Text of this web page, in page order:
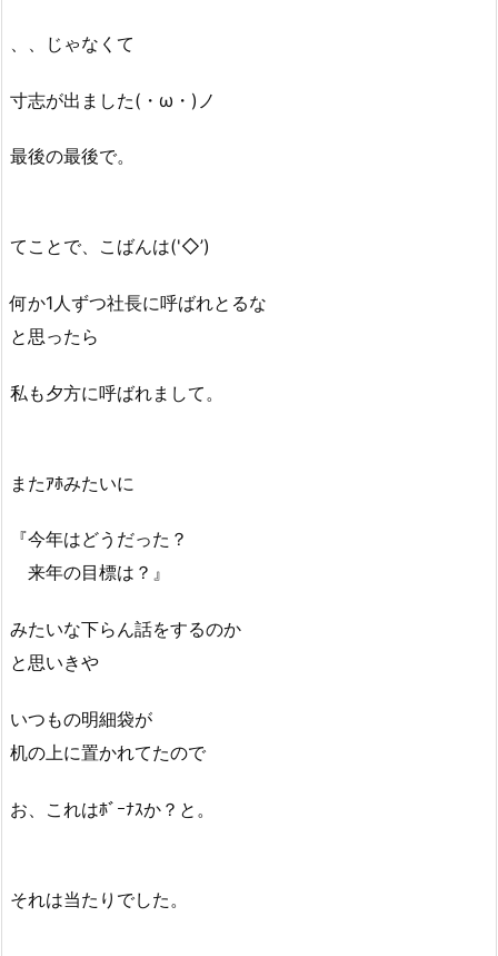
、、じゃなくて
寸志が出ました(・ω・)ノ
最後の最後で。
てことで、こばんは('◇’)ゞ
何か1人ずつ社長に呼ばれとるな
と思ったら
私も夕方に呼ばれまして。
またｱﾎみたいに
『今年はどうだった？
来年の目標は？』
みたいな下らん話をするのか
と思いきや
いつもの明細袋が
机の上に置かれてたので
お、これはﾎﾞｰﾅｽか？と。
それは当たりでした。